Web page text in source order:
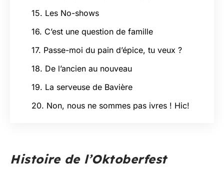
15. Les No-shows
16. C’est une question de famille
17. Passe-moi du pain d’épice, tu veux ?
18. De l’ancien au nouveau
19. La serveuse de Bavière
20. Non, nous ne sommes pas ivres ! Hic!
Histoire de l’Oktoberfest